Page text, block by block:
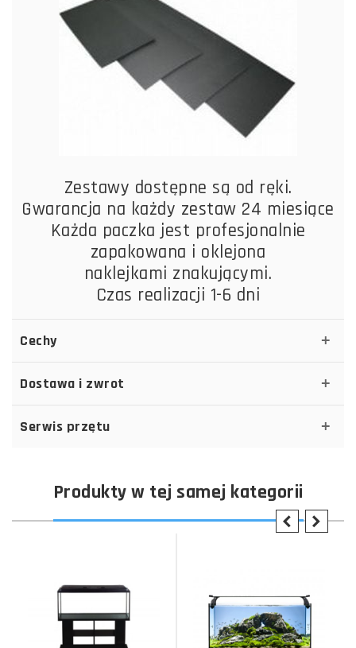
Zestawy dostępne są od ręki.
Gwarancja na każdy zestaw 24 miesiące
Każda paczka jest profesjonalnie
zapakowana i oklejona
naklejkami znakującymi.
Czas realizacji 1-6 dni
Cechy
Dostawa i zwrot
Serwis przętu
Produkty w tej samej kategorii